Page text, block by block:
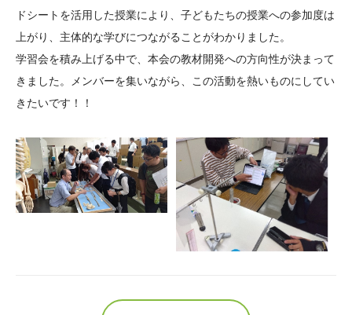
ドシートを活用した授業により、子どもたちの授業への参加度は
上がり、主体的な学びにつながることがわかりました。
学習会を積み上げる中で、本会の教材開発への方向性が決まって
きました。メンバーを集いながら、この活動を熱いものにしてい
きたいです！！